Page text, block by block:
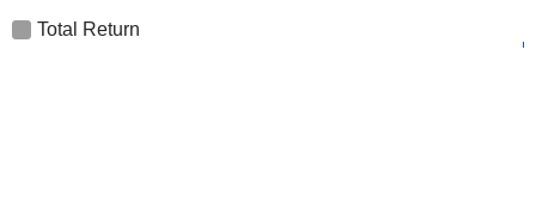
Total Return